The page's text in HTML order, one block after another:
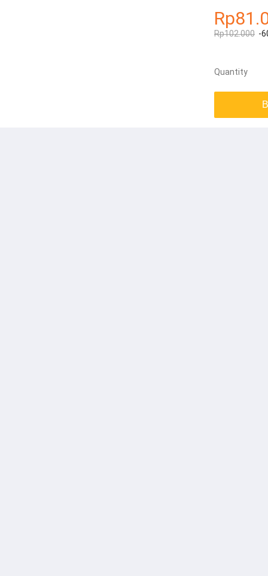
Rp102.000 -
Quantity